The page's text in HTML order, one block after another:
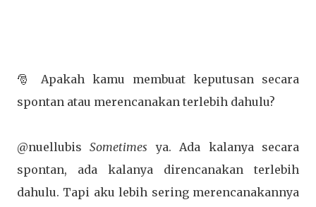
🎅 Apakah kamu membuat keputusan secara
spontan atau merencanakan terlebih dahulu?
@nuellubisSometimes ya. Ada kalanya secara
spontan, ada kalanya direncanakan terlebih
dahulu. Tapi aku lebih sering merencanakannya